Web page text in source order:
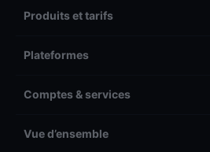
Produits et tarifs
Plateformes
Comptes & services
Vue d’ensemble